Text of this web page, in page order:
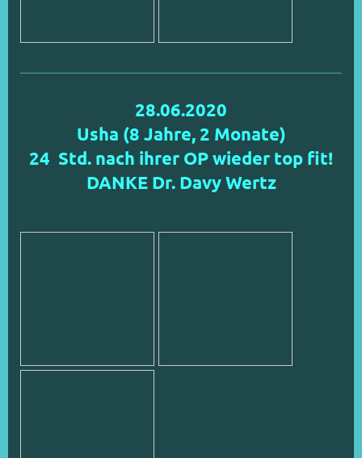
28.06.2020
Usha (8 Jahre, 2 Monate)
24 Std. nach ihrer OP wieder top fit!
DANKE Dr. Davy Wertz